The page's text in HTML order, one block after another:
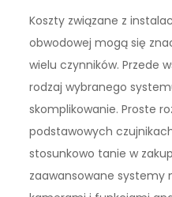
Koszty związane z
obwodowej mogą się
wielu czynników. Przede
rodzaj wybranego
skomplikowanie. Proste
podstawowych
stosunkowo tanie w
zaawansowane systemy